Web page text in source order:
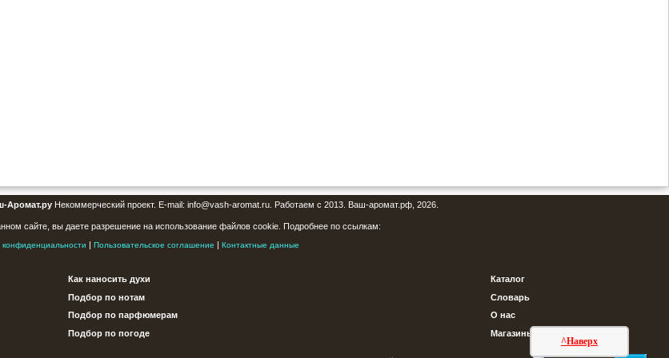
^Наверх
Аромат.руНекоммерческий проект. E-mail: info@vash-aromat.ru. Работаем с 2013. Ваш-аромат.рф, 2026.
сайте, вы даете разрешение на использование файлов cookie. Подробнее по ссылкам:
конфиденциальности | Пользовательское соглашение | Контактные данные
Как наносить духи
Подбор по нотам
Подбор по парфюмерам
Подбор по погоде
Каталог
Словарь
О нас
Магазины